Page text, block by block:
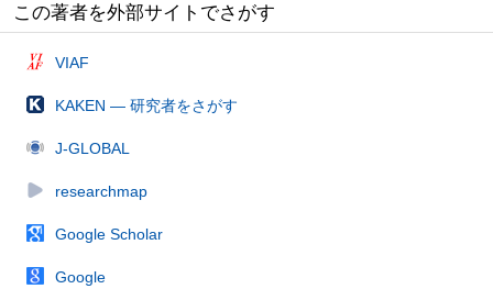
この著者を外部サイトでさがす
VIAF
KAKEN — 研究者をさがす
J-GLOBAL
researchmap
Google Scholar
Google